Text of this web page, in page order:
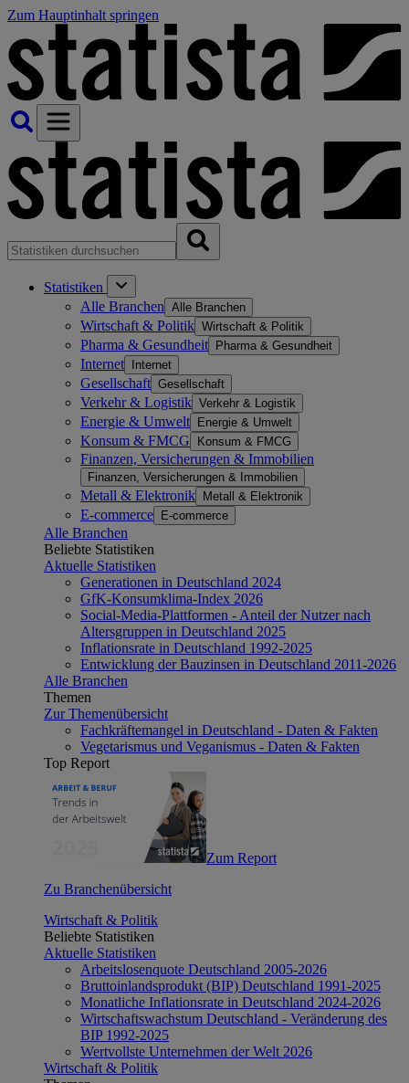
Zum Hauptinhalt springen
Statistiken
Alle Branchen Alle Branchen
Wirtschaft & Politik Wirtschaft & Politik
Pharma & Gesundheit Pharma & Gesundheit
Internet Internet
Gesellschaft Gesellschaft
Verkehr & Logistik Verkehr & Logistik
Energie & Umwelt Energie & Umwelt
Konsum & FMCG Konsum & FMCG
Finanzen, Versicherungen & Immobilien
Finanzen, Versicherungen & Immobilien
Metall & Elektronik Metall & Elektronik
E-commerce E-commerce
Alle Branchen
Beliebte Statistiken
Aktuelle Statistiken
Generationen in Deutschland 2024
GfK-Konsumklima-Index 2026
Social-Media-Plattformen - Anteil der Nutzer nach
Altersgruppen in Deutschland 2025
Inflationsrate in Deutschland 1992-2025
Entwicklung der Bauzinsen in Deutschland 2011-2026
Alle Branchen
Themen
Zur Themenübersicht
Fachkräftemangel in Deutschland - Daten & Fakten
Vegetarismus und Veganismus - Daten & Fakten
Top Report
Zum Report
Zu Branchenübersicht
Wirtschaft & Politik
Beliebte Statistiken
Aktuelle Statistiken
Arbeitslosenquote Deutschland 2005-2026
Bruttoinlandsprodukt (BIP) Deutschland 1991-2025
Monatliche Inflationsrate in Deutschland 2024-2026
Wirtschaftswachstum Deutschland - Veränderung des
BIP 1992-2025
Wertvollste Unternehmen der Welt 2026
Wirtschaft & Politik